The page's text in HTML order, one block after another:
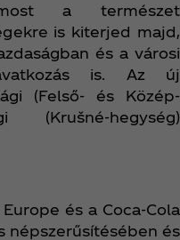
a természet
is kiterjed majd,
és a városi
is. Az új
(Felső- és Közép-
hegység)
és a Coca‑Cola
népszerűsítésében és